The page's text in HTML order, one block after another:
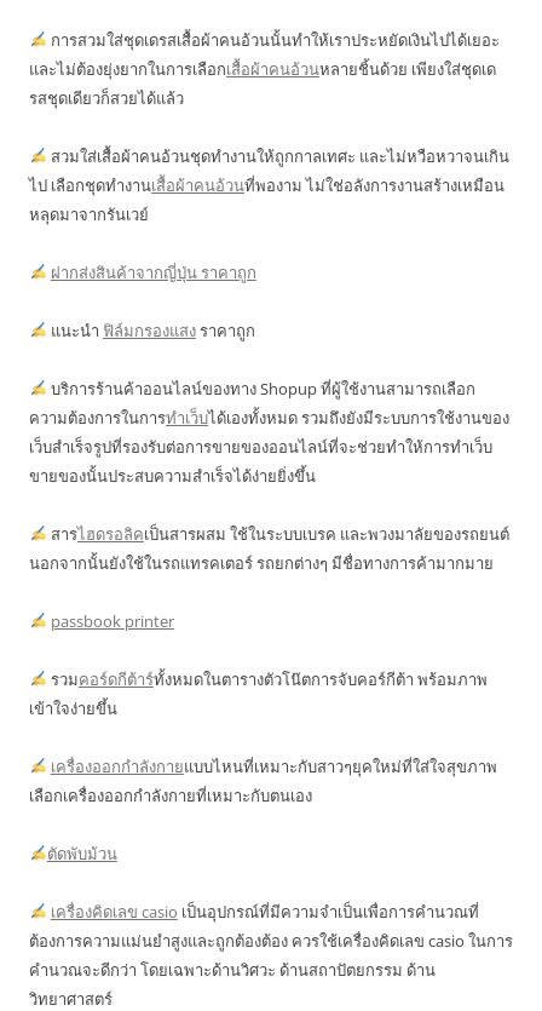
การสวมใส่ชุดเดรสเสื้อผ้าคนอ้วนนั้นทำให้เราประหยัดเงินไปได้เยอะ
และไม่ต้องยุ่งยากในการเลือกเสื้อผ้าคนอ้วนหลายชิ้นด้วย เพียงใส่ชุดเด
รสชุดเดียวก็สวยได้แล้ว
สวมใส่เสื้อผ้าคนอ้วนชุดทำงานให้ถูกกาลเทศะ และไม่หวือหวาจนเกิน
ไป เลือกชุดทำงานเสื้อผ้าคนอ้วนที่พองาม ไม่ใช่อลังการงานสร้างเหมือน
หลุดมาจากรันเวย์
ฝากส่งสินค้าจากญี่ปุ่น ราคาถูก
แนะนำ ฟิล์มกรองแสงราคาถูก
บริการร้านค้าออนไลน์ของทาง Shopup ที่ผู้ใช้งานสามารถเลือก
ความต้องการในการทำเว็บได้เองทั้งหมด รวมถึงยังมีระบบการใช้งานของ
เว็บสำเร็จรูปที่รองรับต่อการขายของออนไลน์ที่จะช่วยทำให้การทำเว็บ
ขายของนั้นประสบความสำเร็จได้ง่ายยิ่งขึ้น
สารไฮดรอลิคเป็นสารผสม ใช้ในระบบเบรค และพวงมาลัยของรถยนต์
นอกจากนั้นยังใช้ในรถแทรคเตอร์ รถยกต่างๆ มีชื่อทางการค้ามากมาย
passbook printer
รวมคอร์ดกีต้าร์ทั้งหมดในตารางตัวโน๊ตการจับคอร์กีต้า พร้อมภาพ
เข้าใจง่ายขึ้น
เครื่องออกกำลังกายแบบไหนที่เหมาะกับสาวๆยุคใหม่ที่ใส่ใจสุขภาพ
เลือกเครื่องออกกำลังกายที่เหมาะกับตนเอง
ตัดพับม้วน
เครื่องคิดเลข casio เป็นอุปกรณ์ที่มีความจำเป็นเพื่อการคำนวณที่
ต้องการความแม่นยำสูงและถูกต้องต้อง ควรใช้เครื่องคิดเลข casio ในการ
คำนวณจะดีกว่า โดยเฉพาะด้านวิศวะ ด้านสถาปัตยกรรม ด้าน
วิทยาศาสตร์